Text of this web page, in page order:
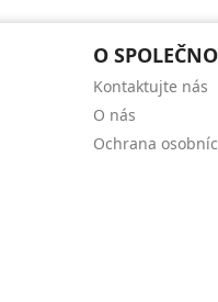
O
Kontaktujte nás
O nás
Ochrana